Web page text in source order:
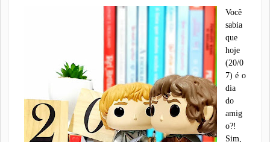
Você
sabia
que
hoje
(20/0
7) é o
dia
do
amig
o?!
Sim,